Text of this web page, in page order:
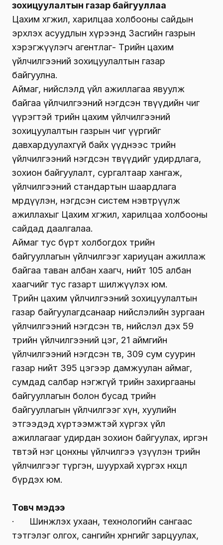
зохицуулалтын газар байгууллаа
Цахим хөгжил, харилцаа холбооны сайдын
эрхлэх асуудлын хүрээнд Засгийн газрын
хэрэгжүүлэгч агентлаг- Төрийн цахим
үйлчилгээний зохицуулалтын газар
байгуулна.
Аймаг, нийслэлд үйл ажиллагаа явуулж
байгаа үйлчилгээний нэгдсэн төвүүдийн чиг
үүрэгтэй төрийн цахим үйлчилгээний
зохицуулалтын газрын чиг үүргийг
давхардуулахгүй байх үүднээс төрийн
үйлчилгээний нэгдсэн төвүүдийг удирдлага,
зохион байгуулалт, сургалтаар хангаж,
үйлчилгээний стандартын шаардлага
мөрдүүлэн, нэгдсэн систем нэвтрүүлж
ажиллахыг Цахим хөгжил, харилцаа холбооны
сайдад даалгалаа.
Аймаг тус бүрт холбогдох төрийн
байгууллагын үйлчилгээг хариуцан ажиллаж
байгаа таван албан хаагч, нийт 105 албан
хаагчийг тус газарт шилжүүлэх юм.
Төрийн цахим үйлчилгээний зохицуулалтын
газар байгуулагдсанаар нийслэлийн зургаан
үйлчилгээний нэгдсэн төв, нийслэл дэх 59
төрийн үйлчилгээний цэг, 21 аймгийн
үйлчилгээний нэгдсэн төв, 309 сум суурин
газар нийт 395 цэгээр дамжуулан аймаг,
сумдад салбар нэгжгүй төрийн захиргааны
байгууллагын болон бусад төрийн
байгууллагын үйлчилгээг хүн, хуулийн
этгээдэд хүртээмжтэй хүргэх үйл
ажиллагааг удирдан зохион байгуулах, иргэн
төвтэй нэг цонхны үйлчилгээ үзүүлэн төрийн
үйлчилгээг түргэн, шуурхай хүргэх нөхцөл
бүрдэх юм.
Товч мэдээ
· Шинжлэх ухаан, технологийн сангаас
тэтгэлэг олгох, сангийн хөрөнгийг зарцуулах,